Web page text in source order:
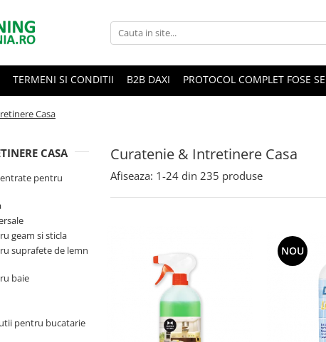
TERMENI SI CONDITII B2B DAXI PROTOCOL COMPLET FOSE
Casa
Curatenie & Intretinere Casa
CASA
pentru
geam si sticla
suprafete de lemn
baie
pentru bucatarie
Afiseaza: 1-24 din 235 produse
NOU